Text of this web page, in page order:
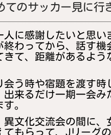
てのサッカー見に行
人に感謝したいと思い
終わってから、話す機
きて、距離があるよう
会う時や宿題を渡す時
出来るだけ一期一会み
。
異文化交流会の間に、
てもらって、Jリーグ